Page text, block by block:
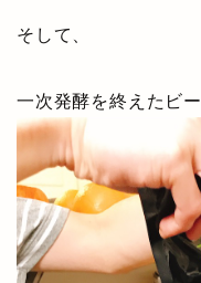
そして、
一次発酵を終えたビ